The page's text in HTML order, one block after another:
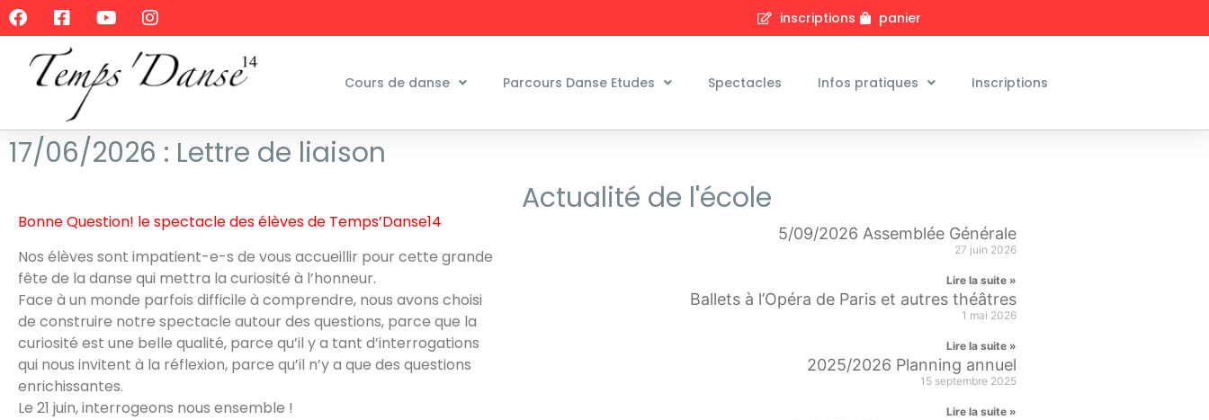
inscriptions panier
Cours de danse Parcours Danse Etudes Spectacles Infos pratiques Inscriptions
17/06/2026 : Lettre de liaison
Bonne Question! le spectacle des élèves de Temps’Danse14
Nos élèves sont impatient-e-s de vous accueillir pour cette grande
fête de la danse qui mettra la curiosité à l’honneur.
Face à un monde parfois difficile à comprendre, nous avons choisi
de construire notre spectacle autour des questions, parce que la
curiosité est une belle qualité, parce qu’il y a tant d’interrogations
qui nous invitent à la réflexion, parce qu’il n’y a que des questions
enrichissantes.
Le 21 juin, interrogeons nous ensemble !
Actualité de l'école
5/09/2026 Assemblée Générale
27 juin 2026
Lire la suite »
Ballets à l’Opéra de Paris et autres théâtres
1 mai 2026
Lire la suite »
2025/2026 Planning annuel
15 septembre 2025
Lire la suite »